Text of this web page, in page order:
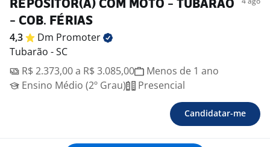
REPOSITOR(A) COM MOTO - TUBARÃO
- COB. FÉRIAS
4,3 Dm Promoter
Tubarão - SC
R$ 2.373,00 a R$ 3.085,00
Menos de 1 ano
Ensino Médio (2º Grau)
Presencial
Candidatar-me